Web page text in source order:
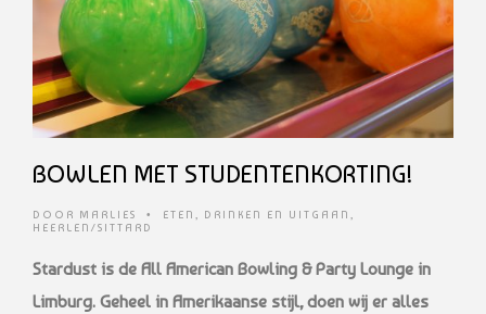
BOWLEN MET STUDENTENKORTING!
DOOR MARLIES • ETEN, DRINKEN EN UITGAAN ,
HEERLEN/SITTARD
Stardust is de All American Bowling & Party Lounge in
Limburg. Geheel in Amerikaanse stijl, doen wij er alles